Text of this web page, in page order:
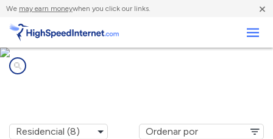
We may earn moneywhen you click our links. ×